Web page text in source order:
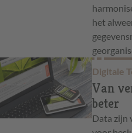
het
Digitale
Van
beter
Data zijn